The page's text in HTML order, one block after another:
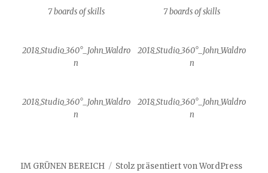
7 boards of skills 7 boards of skills
2018_Studio_360°_John_Waldro
n
2018_Studio_360°_John_Waldro
n
2018_Studio_360°_John_Waldro
n
2018_Studio_360°_John_Waldro
n
IM GRÜNEN BEREICH Stolz präsentiert von WordPress